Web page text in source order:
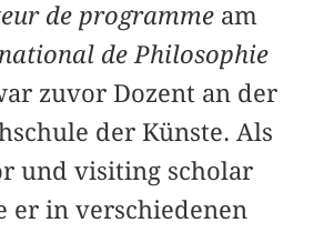
de programme am
de Philosophie
zuvor Dozent an der
der Künste. Als
und visiting scholar
er in verschiedenen